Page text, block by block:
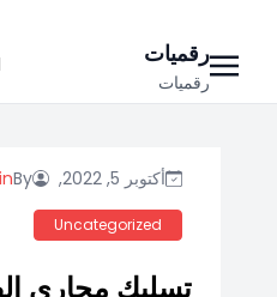
content
رقميات
رقميات
أكتوبر 5, 2022, By
Uncategorized
تسليك مجاري